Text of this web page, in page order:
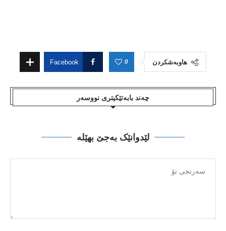
هاوبەشکردن 0
Facebook
چەند بابەتێکیتری نووسەر
لێدوانێک بەجێ بهێلە